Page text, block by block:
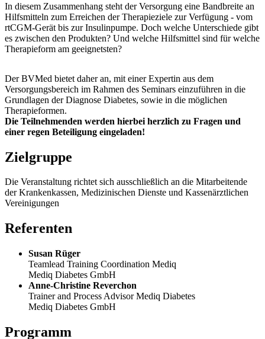
In diesem Zusammenhang steht der Versorgung eine Bandbreite an
Hilfsmitteln zum Erreichen der Therapieziele zur Verfügung - vom
rtCGM-Gerät bis zur Insulinpumpe. Doch welche Unterschiede gibt
es zwischen den Produkten? Und welche Hilfsmittel sind für welche
Therapieform am geeignetsten?
Der BVMed bietet daher an, mit einer Expertin aus dem
Versorgungsbereich im Rahmen des Seminars einzuführen in die
Grundlagen der Diagnose Diabetes, sowie in die möglichen
Therapieformen.
Die Teilnehmenden werden hierbei herzlich zu Fragen und
einer regen Beteiligung eingeladen!
Zielgruppe
Die Veranstaltung richtet sich ausschließlich an die Mitarbeitende
der Krankenkassen, Medizinischen Dienste und Kassenärztlichen
Vereinigungen
Referenten
Susan Rüger
Teamlead Training Coordination Mediq
Mediq Diabetes GmbH
Anne-Christine Reverchon
Trainer and Process Advisor Mediq Diabetes
Mediq Diabetes GmbH
Programm